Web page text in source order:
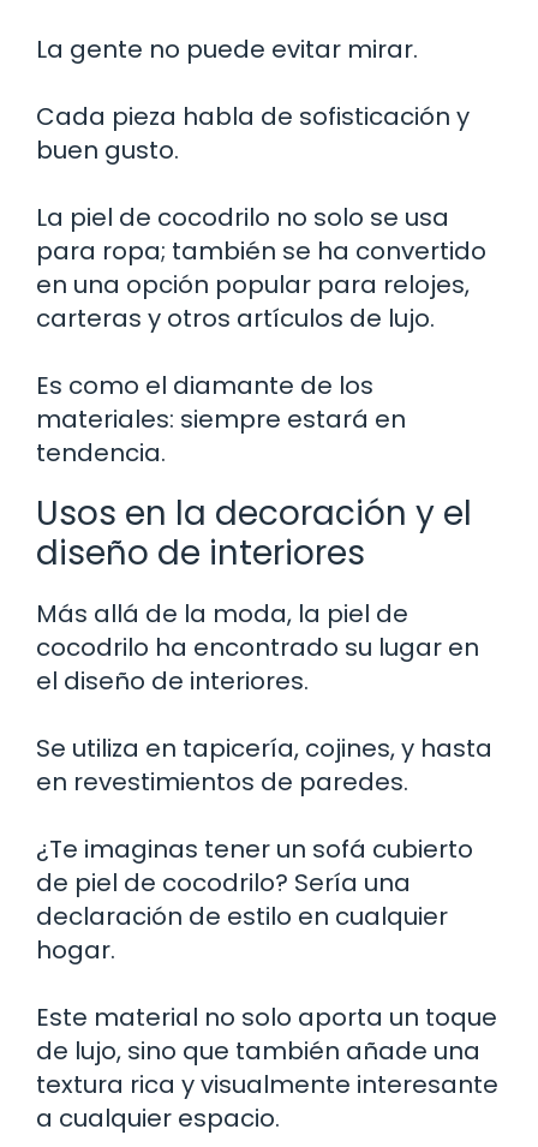
La gente no puede evitar mirar.
Cada pieza habla de sofisticación y
buen gusto.
La piel de cocodrilo no solo se usa
para ropa; también se ha convertido
en una opción popular para relojes,
carteras y otros artículos de lujo.
Es como el diamante de los
materiales: siempre estará en
tendencia.
Usos en la decoración y el
diseño de interiores
Más allá de la moda, la piel de
cocodrilo ha encontrado su lugar en
el diseño de interiores.
Se utiliza en tapicería, cojines, y hasta
en revestimientos de paredes.
¿Te imaginas tener un sofá cubierto
de piel de cocodrilo? Sería una
declaración de estilo en cualquier
hogar.
Este material no solo aporta un toque
de lujo, sino que también añade una
textura rica y visualmente interesante
a cualquier espacio.